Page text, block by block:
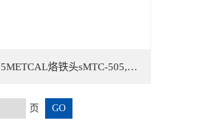
sMTC-505METCAL烙铁头sMTC-505,OKI烙铁头sMTC-505，STTC烙铁头sMTC-505
页